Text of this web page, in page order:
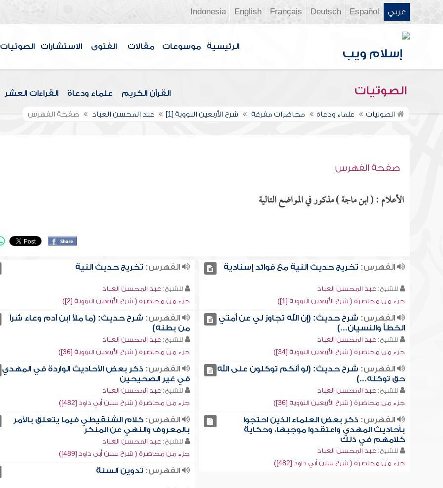
عربي Español
Deutsch
Français
English
Indonesia
الرئيسية موسوعات مقالات الفتوى الاستشارات الصوتيات
الصوتيات القرآن الكريم علماء ودعاة القراءات العشر
الصوتيات علماء ودعاة محاضرات مفرغة شرح الأربعين النووية [1] عبد المحسن العباد صفحة الفهرس
صفحة الفهرس
الأعلام : ( ابن ماجة ) مذكور في المواضع التالية
الفهرس: تخريج حديث النية مع فوائد إسنادية
للشيخ: عبد المحسن العباد
جزء من محاضرة ( شرح الأربعين النووية [1])
الفهرس: تخريج حديث النية
للشيخ: عبد المحسن العباد
جزء من محاضرة ( شرح الأربعين النووية [2])
الفهرس: شرح حديث: (إن الله تجاوز لي عن أمتي
الخطأ والنسيان...)
للشيخ: عبد المحسن العباد
جزء من محاضرة ( شرح الأربعين النووية [34])
الفهرس: شرح حديث: (ما ملأ ابن آدم وعاء شراً
من بطنه)
للشيخ: عبد المحسن العباد
جزء من محاضرة ( شرح الأربعين النووية [36])
الفهرس: شرح حديث: (لو أنكم توكلون على الله
حق توكله...)
للشيخ: عبد المحسن العباد
جزء من محاضرة ( شرح الأربعين النووية [36])
الفهرس: ذكر بعض الأحاديث الواردة في المهدي
في غير الصحيحين
للشيخ: عبد المحسن العباد
جزء من محاضرة ( شرح سنن أبي داود [482])
الفهرس: ذكر بعض العلماء الذين احتجوا
بأحاديث المهدي واعتقدوا موجبها، وحكاية
كلامهم في ذلك
للشيخ: عبد المحسن العباد
جزء من محاضرة ( شرح سنن أبي داود [482])
الفهرس: كلام الشنقيطي فيما يتعلق بالأمر
بالمعروف والنهي عن المنكر
للشيخ: عبد المحسن العباد
جزء من محاضرة ( شرح سنن أبي داود [489])
الفهرس: تدوين السنة